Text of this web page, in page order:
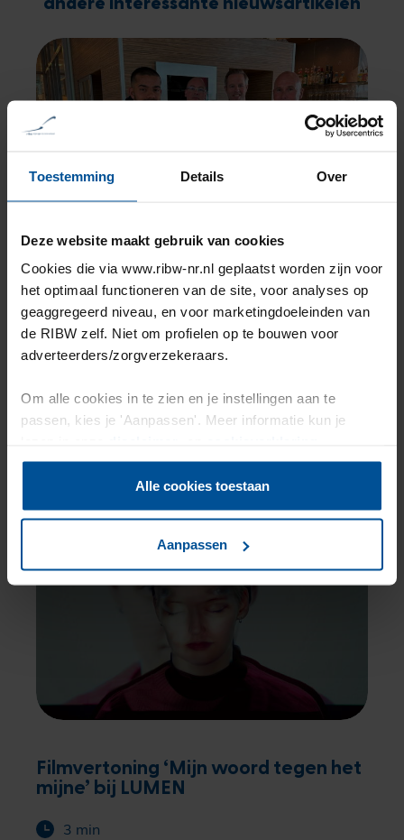
Toestemming Details Over
Deze website maakt gebruik van cookies
Cookies die via www.ribw-nr.nl geplaatst worden zijn voor
het optimaal functioneren van de site, voor analyses op
geaggregeerd niveau, en voor marketingdoeleinden van
de RIBW zelf. Niet om profielen op te bouwen voor
adverteerders/zorgverzekeraars.
Om alle cookies in te zien en je instellingen aan te
passen, kies je 'Aanpassen'. Meer informatie kun je
Alle cookies toestaan
Aanpassen
Studenten ROC Nijmegen zetten
zich in voor bezoekers van de NUNN
Filmvertoning ‘Mijn woord tegen het
mijne’ bij LUMEN
3 min